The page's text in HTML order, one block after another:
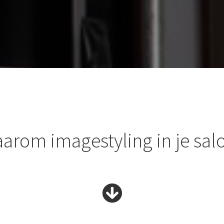
imagestyling in je